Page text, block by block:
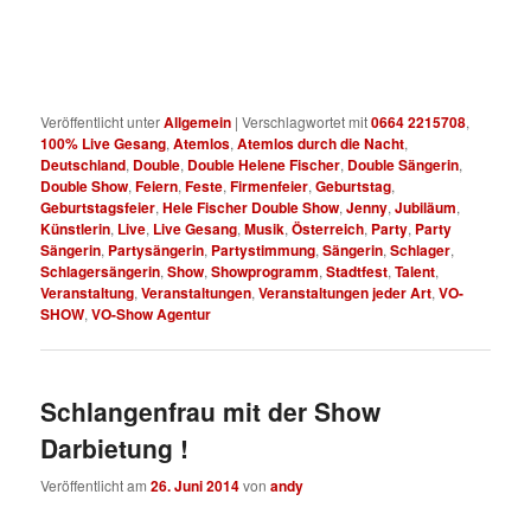
Veröffentlicht unterAllgemein |Verschlagwortet mit0664 2215708,
100% Live Gesang,Atemlos,Atemlos durch die Nacht,
Deutschland, Double, Double Helene Fischer, Double Sängerin,
Double Show,Feiern,Feste,Firmenfeier,Geburtstag,
Geburtstagsfeier,Hele Fischer Double Show,Jenny,Jubiläum,
Künstlerin, Live, Live Gesang,Musik,Österreich, Party, Party
Sängerin, Partysängerin, Partystimmung,Sängerin,Schlager,
Schlagersängerin,Show,Showprogramm,Stadtfest,Talent,
Veranstaltung,Veranstaltungen,Veranstaltungen jeder Art,VO-
SHOW,VO-Show Agentur
Schlangenfrau mit der Show
Darbietung !
Veröffentlicht am26. Juni 2014vonandy